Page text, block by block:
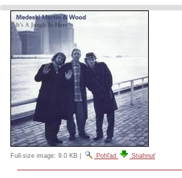
Full-size image: 9.0 KB Pohľad Stiahnuť